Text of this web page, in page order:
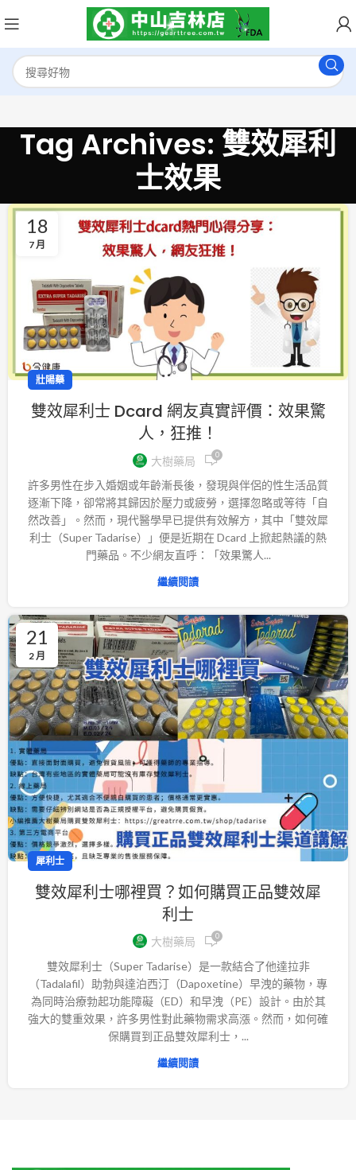
Tag Archives: 雙效犀利
士效果
18
7 月
壯陽藥
雙效犀利士 Dcard 網友真實評價：效果驚
人，狂推！
大樹藥局 0
許多男性在步入婚姻或年齡漸長後，發現與伴侶的性生活品質
逐漸下降，卻常將其歸因於壓力或疲勞，選擇忽略或等待「自
然改善」。然而，現代醫學早已提供有效解方，其中「雙效犀
利士（Super Tadarise）」便是近期在 Dcard 上掀起熱議的熱
門藥品。不少網友直呼：「效果驚人...
繼續閱讀
21
2 月
犀利士
雙效犀利士哪裡買？如何購買正品雙效犀
利士
大樹藥局 0
雙效犀利士（Super Tadarise）是一款結合了他達拉非
（Tadalafil）助勃與達泊西汀（Dapoxetine）早洩的藥物，專
為同時治療勃起功能障礙（ED）和早洩（PE）設計。由於其
強大的雙重效果，許多男性對此藥物需求高漲。然而，如何確
保購買到正品雙效犀利士，...
繼續閱讀